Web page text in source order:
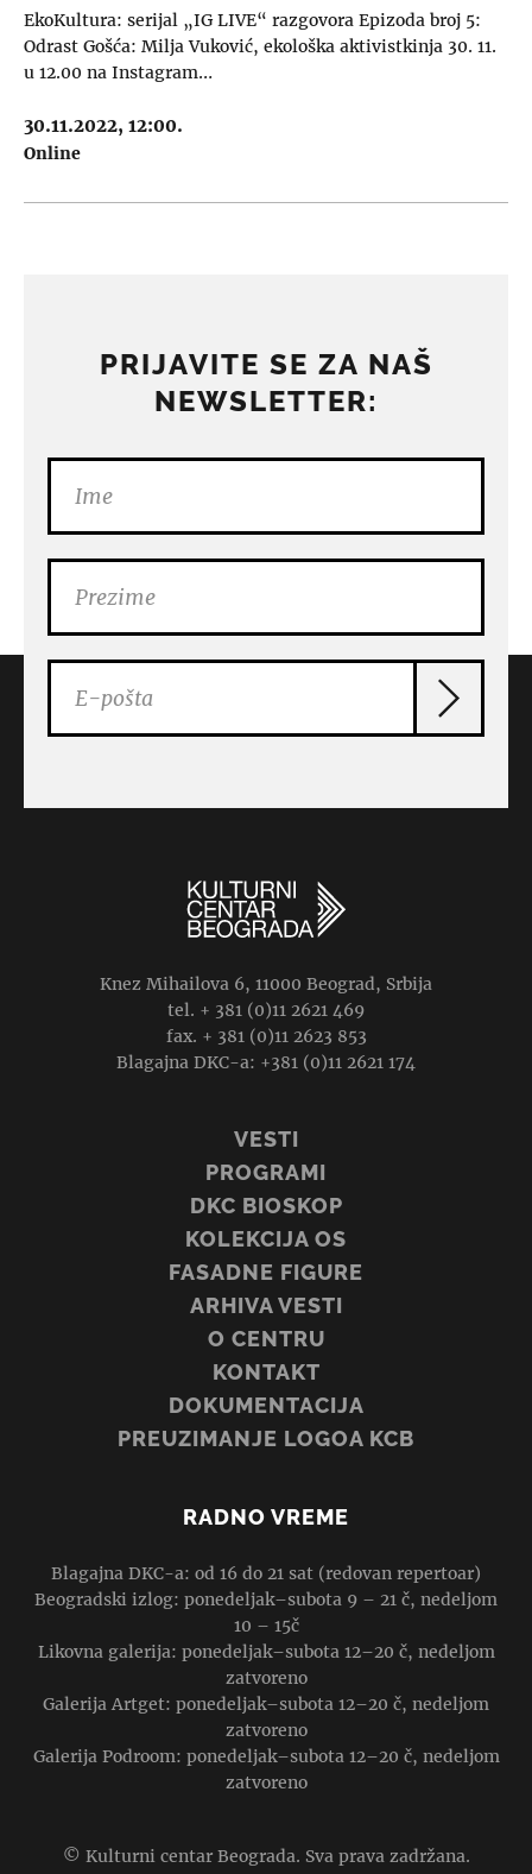
EkoKultura: serijal „IG LIVE“ razgovora Epizoda broj 5:
Odrast Gošća: Milja Vuković, ekološka aktivistkinja 30. 11.
u 12.00 na Instagram…
30.11.2022, 12:00.
Online
PRIJAVITE SE ZA NAŠ
NEWSLETTER:
Knez Mihailova 6, 11000 Beograd, Srbija
tel. + 381 (0)11 2621 469
fax. + 381 (0)11 2623 853
Blagajna DKC-a: +381 (0)11 2621 174
VESTI
PROGRAMI
DKC BIOSKOP
KOLEKCIJA OS
FASADNE FIGURE
ARHIVA VESTI
O CENTRU
KONTAKT
DOKUMENTACIJA
PREUZIMANJE LOGOA KCB
RADNO VREME
Blagajna DKC-a: od 16 do 21 sat (redovan repertoar)
Beogradski izlog: ponedeljak–subota 9 – 21 č, nedeljom
10 – 15č
Likovna galerija: ponedeljak–subota 12–20 č, nedeljom
zatvoreno
Galerija Artget: ponedeljak–subota 12–20 č, nedeljom
zatvoreno
Galerija Podroom: ponedeljak–subota 12–20 č, nedeljom
zatvoreno
© Kulturni centar Beograda. Sva prava zadržana.